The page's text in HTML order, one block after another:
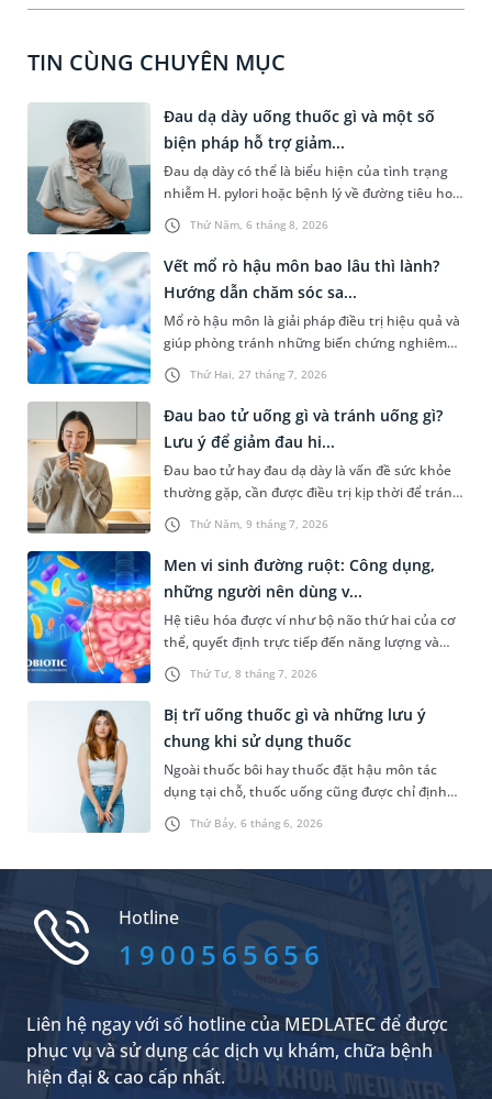
TIN CÙNG CHUYÊN MỤC
Thứ Năm, 6 tháng 8, 2026
Đau dạ dày uống thuốc gì và một số
biện pháp hỗ trợ giảm...
Đau dạ dày có thể là biểu hiện của tình trạng
nhiễm H. pylori hoặc bệnh lý về đường tiêu hoá
khác. Dựa theo nguyên nhân cụ thể, bác sĩ sẽ
cân nhắc chỉ định phương pháp điều trị, loại
thuốc giảm đau phù hợp. Nếu chưa biết người
bị đau dạ dày uống thuốc gì, bạn đọc có thể
tham khảo thông tin trong bài viết sau.
Thứ Hai, 27 tháng 7, 2026
Vết mổ rò hậu môn bao lâu thì lành?
Hướng dẫn chăm sóc sa...
Mổ rò hậu môn là giải pháp điều trị hiệu quả và
giúp phòng tránh những biến chứng nghiêm
trọng do căn bệnh này gây ra. Người bệnh
thường khá lo lắng trước khi mổ và có chung
một thắc mắc là “vết mổ rò hậu môn bao lâu thì
lành”. Bài viết dưới đây là câu trả lời chi tiết và
một số hướng dẫn về cách cách sóc sau phẫu
thuật giúp người bệnh sớm hồi phục.
Thứ Năm, 9 tháng 7, 2026
Đau bao tử uống gì và tránh uống gì?
Lưu ý để giảm đau hi...
Đau bao tử hay đau dạ dày là vấn đề sức khỏe
thường gặp, cần được điều trị kịp thời để tránh
gây ảnh hưởng đến sức khỏe và sinh hoạt
thường ngày. Trong đó, chế độ ăn uống là một
trong những yếu tố quan trọng để giảm áp lực
cho bao tử. Vậy đau bao tử uống gì và tránh
uống gì? Dưới đây là đáp án cụ thể và một số
biện pháp giúp giảm đau hiệu quả.
Thứ Tư, 8 tháng 7, 2026
Men vi sinh đường ruột: Công dụng,
những người nên dùng v...
Hệ tiêu hóa được ví như bộ não thứ hai của cơ
thể, quyết định trực tiếp đến năng lượng và
khả năng miễn dịch. Để hỗ trợ tăng cường
chức năng của cơ quan này, nhiều người
thường lựa chọn bổ sung thêm men vi sinh
đường ruột. Vậy đây là sản phẩm gì, có nên sử
dụng nhiều hay không,...?
Thứ Bảy, 6 tháng 6, 2026
Bị trĩ uống thuốc gì và những lưu ý
chung khi sử dụng thuốc
Ngoài thuốc bôi hay thuốc đặt hậu môn tác
dụng tại chỗ, thuốc uống cũng được chỉ định
cho người bị trĩ trong một số trường hợp. Vậy,
người bị trĩ uống thuốc gì để giảm triệu chứng
Hotline
1900565656
Liên hệ ngay với số hotline của MEDLATEC để được
phục vụ và sử dụng các dịch vụ khám, chữa bệnh
hiện đại & cao cấp nhất.